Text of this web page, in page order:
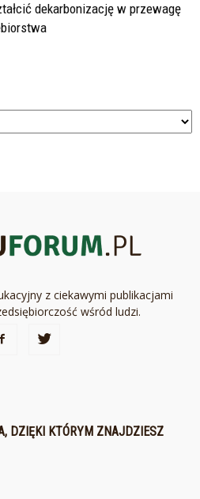
dekarbonizację w przewagę
z ciekawymi publikacjami
wśród ludzi.
DZIĘKI KTÓRYM ZNAJDZIESZ